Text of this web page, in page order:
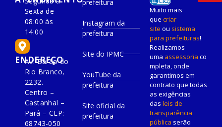
Sexta de
08:00 às
14:00
ENDEREÇO
Av. Barão do
Rio Branco,
2232.
Centro –
Castanhal –
Pará – CEP:
68743-050
prefeitura
Instagram da
prefeitura
Site do IPMC
YouTube da
prefeitura
Site oficial da
prefeitura
Muito mais
que criar
site ou sistema
para prefeituras!
Realizamos
uma assessoria co
mpleta, onde
garantimos em
contrato que todas
as exigências
das leis de
transparência
pública serão